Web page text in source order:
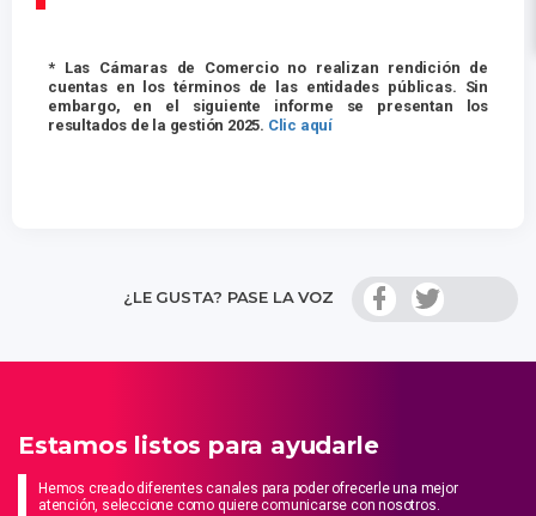
* Las Cámaras de Comercio no realizan rendición de
cuentas en los términos de las entidades públicas. Sin
embargo, en el siguiente informe se presentan los
resultados de la gestión 2025. Clic aquí
¿LE GUSTA? PASE LA VOZ
Estamos listos para ayudarle
Hemos creado diferentes canales para poder ofrecerle una mejor
atención, seleccione como quiere comunicarse con nosotros.